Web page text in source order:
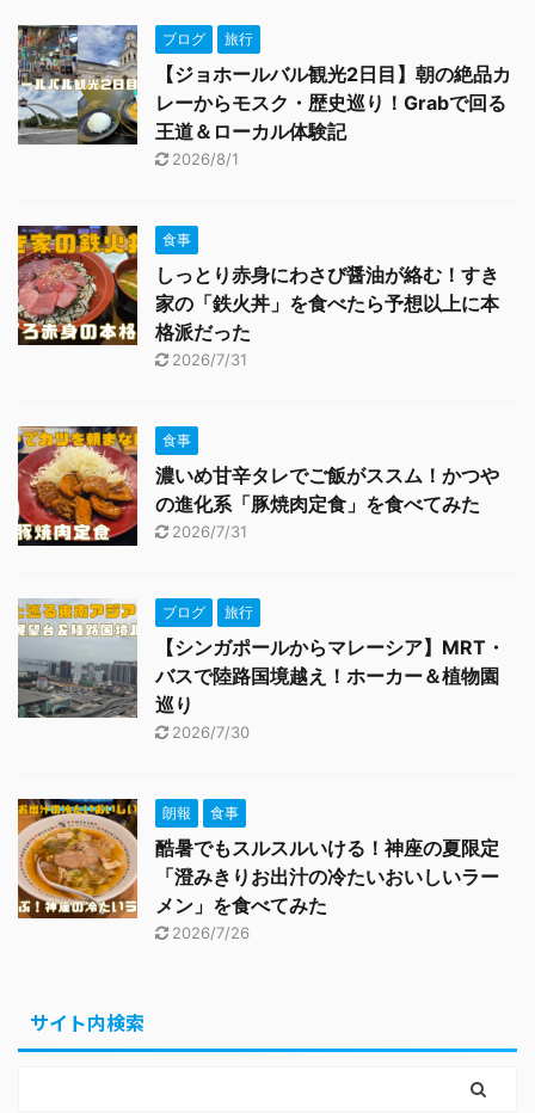
ブログ 旅行
【ジョホールバル観光2日目】朝の絶品カ
レーからモスク・歴史巡り！Grabで回る
王道＆ローカル体験記
2026/8/1
食事
しっとり赤身にわさび醤油が絡む！すき
家の「鉄火丼」を食べたら予想以上に本
格派だった
2026/7/31
食事
濃いめ甘辛タレでご飯がススム！かつや
の進化系「豚焼肉定食」を食べてみた
2026/7/31
ブログ 旅行
【シンガポールからマレーシア】MRT・
バスで陸路国境越え！ホーカー＆植物園
巡り
2026/7/30
朗報 食事
酷暑でもスルスルいける！神座の夏限定
「澄みきりお出汁の冷たいおいしいラー
メン」を食べてみた
2026/7/26
サイト内検索